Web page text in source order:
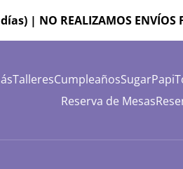
| NO REALIZAMOS ENVÍOS
TalleresCumpleañosSugarPapi
Reserva de Mesas